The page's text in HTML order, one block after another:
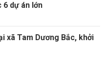
6 dự án lớn
xã Tam Dương Bắc, khởi